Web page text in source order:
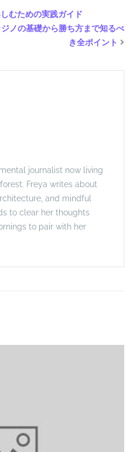
むための実践ガイド
ノの基礎から勝ち方まで知るべ
き全ポイント
journalist now living
Freya writes about
and mindful
to clear her thoughts
to pair with her